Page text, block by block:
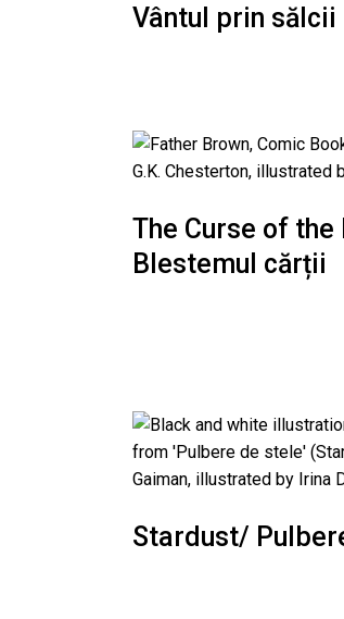
Vântul prin sălcii
The Curse of the
Blestemul cărții
Stardust/